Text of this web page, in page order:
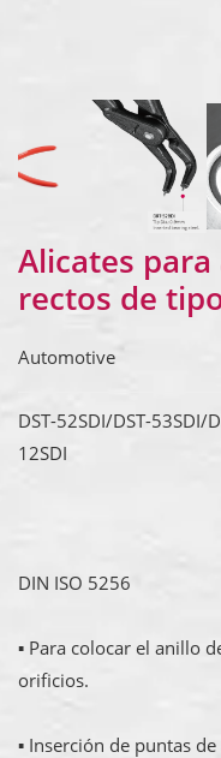
Alicates
rectos de
Automotive
DST-52SDI/DST-53SDI/
12SDI
DIN ISO 5256
▪ Para colocar el anillo
orificios.
▪ Inserción de puntas